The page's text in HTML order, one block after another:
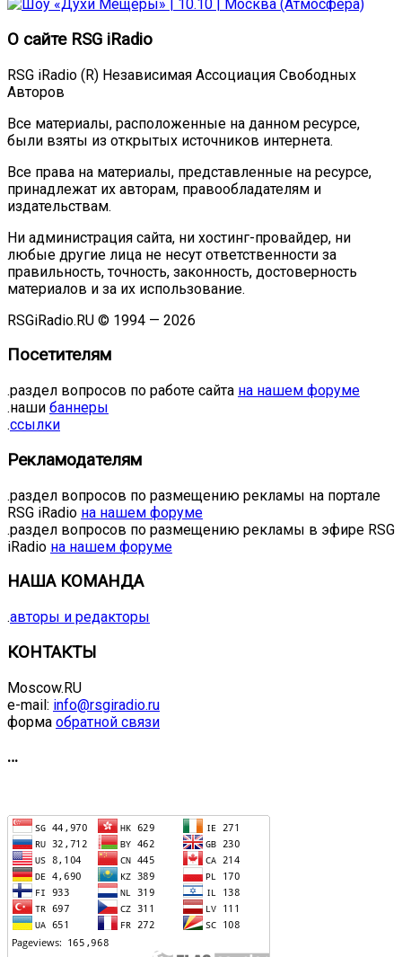
О сайте RSG iRadio
RSG iRadio (R) Независимая Ассоциация Свободных
Авторов
Все материалы, расположенные на данном ресурсе,
были взяты из открытых источников интернета.
Все права на материалы, представленные на ресурсе,
принадлежат их авторам, правообладателям и
издательствам.
Ни администрация сайта, ни хостинг-провайдер, ни
любые другие лица не несут ответственности за
правильность, точность, законность, достоверность
материалов и за их использование.
RSGiRadio.RU © 1994 — 2026
Посетителям
.раздел вопросов по работе сайта на нашем форуме
.наши баннеры
.ссылки
Рекламодателям
.раздел вопросов по размещению рекламы на портале
RSG iRadio на нашем форуме
.раздел вопросов по размещению рекламы в эфире RSG
iRadio на нашем форуме
НАША КОМАНДА
.авторы и редакторы
КОНТАКТЫ
Moscow.RU
e-mail: info@rsgiradio.ru
форма обратной связи
…